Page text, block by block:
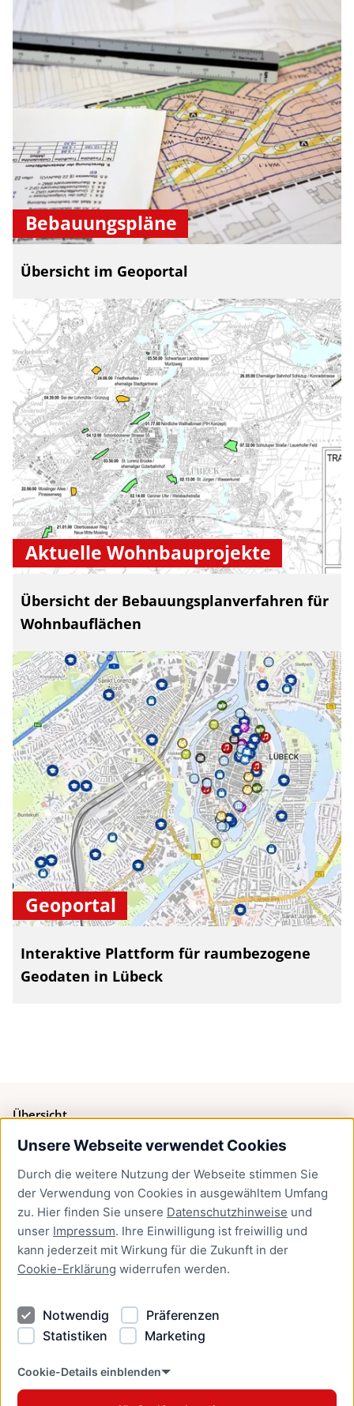
Unsere Webseite verwendet Cookies
Durch die weitere Nutzung der Webseite stimmen Sie
der Verwendung von Cookies in ausgewähltem Umfang
zu. Hier finden Sie unsere Datenschutzhinweise und
unser Impressum. Ihre Einwilligung ist freiwillig und
kann jederzeit mit Wirkung für die Zukunft in der
Cookie-Erklärung widerrufen werden.
Notwendig
Präferenzen
Statistiken
Marketing
Cookie-Details einblenden
Bebauungspläne
Übersicht im Geoportal
Aktuelle Wohnbauprojekte
Übersicht der Bebauungsplanverfahren für
Wohnbauflächen
Geoportal
Interaktive Plattform für raumbezogene
Geodaten in Lübeck
Übersicht
Bürgerservice
Presse
Newsletter Lübeck:kompakt
Kontakt
Kontakt
Datenschutzhinweise
Barrierefreiheit
Cookie Erklärung